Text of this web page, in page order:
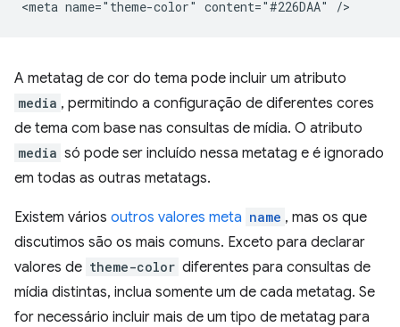
A metatag de cor do tema pode incluir um atributo
media , permitindo a configuração de diferentes cores
de tema com base nas consultas de mídia. O atributo
media só pode ser incluído nessa metatag e é ignorado
em todas as outras metatags.
Existem vários outros valores meta name , mas os que
discutimos são os mais comuns. Exceto para declarar
valores de theme-color diferentes para consultas de
mídia distintas, inclua somente um de cada metatag. Se
for necessário incluir mais de um tipo de metatag para